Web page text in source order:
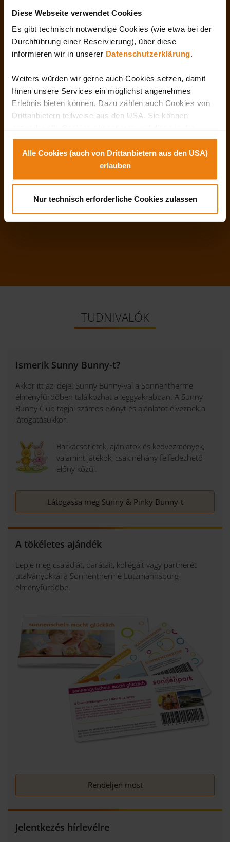
Diese Webseite verwendet Cookies
Es gibt technisch notwendige Cookies (wie etwa bei der
Durchführung einer Reservierung), über diese
informieren wir in unserer Datenschutzerklärung.
Weiters würden wir gerne auch Cookies setzen, damit
Ihnen unsere Services ein möglichst angenehmes
Erlebnis bieten können. Dazu zählen auch Cookies von
Drittanbietern teilweise aus den USA. Sie können
Zukunft jederzeit widerrufen oder der Verwendung von
Cookies, die nicht technisch erforderlich sind,
widersprechen. Zu den Anbietern aus der USA: SIe
können diese auch einzeln abwählen oder zulassen. Der
europäischen Datenschutz entsprechendes
Schutzniveau gibt und wir einerseits Ihnen eine perfekte
Datenschutzerklärung ein guter Ort, um über die
Pflichten nachzulesen.
Alle Cookies (auch von Drittanbietern aus den USA)
erlauben
Nur technisch erforderliche Cookies zulassen
Tovább a heti programokhoz
Tovább
a színpadi műsorprogramhoz
(német nyelven)
Kérjük, fogadja el a marketing
sütiket a videó megtekintéséhez.
TUDNIVALÓK
Ismerik Sunny Bunny-t?
Akkor itt az ideje! Sunny Bunny-val a Sonnentherme
élményfürdőben találkozhat a leggyakrabban. A Sunny
Bunny Club tagjai számos előnyt és ajánlatot élveznek a
látogatásukkor.
Barkácsötletek, ajánlatok és kedvezmények,
valamint játékok, csak néhány felfedezhető
előny közül.
Látogassa meg Sunny & Pinky Bunny-t
A tökéletes ajándék
Lepje meg családját, barátait, kollégáit vagy partnerét
utalványokkal a Sonnentherme Lutzmannsburg
élményfürdőbe.
Rendeljen most
Jelentkezés hírlevélre